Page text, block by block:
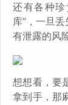
还有各种
库”，一旦
有泄露的风险
想想看，要
拿到手，那